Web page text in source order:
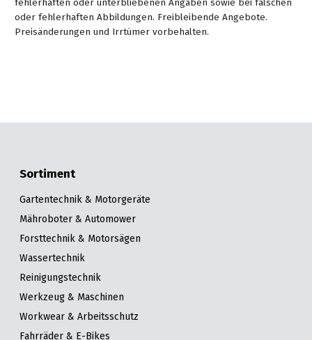
oder fehlerhaften Abbildungen. Freibleibende Angebote.
Preisänderungen und Irrtümer vorbehalten.
Sortiment
Gartentechnik & Motorgeräte
Mähroboter & Automower
Forsttechnik & Motorsägen
Wassertechnik
Reinigungstechnik
Werkzeug & Maschinen
Workwear & Arbeitsschutz
Fahrräder & E-Bikes